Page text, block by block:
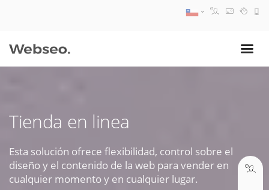
Tienda en linea
Esta solución ofrece flexibilidad, control sobre el
diseño y el contenido de la web para vender en
cualquier momento y en cualquier lugar.
09:30 AM A 18:30 PM
soporte@webseo.cl